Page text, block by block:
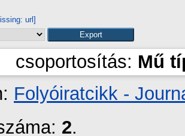
url]
csoportosítás: Mű
Folyóiratcikk -
2.